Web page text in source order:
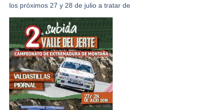
los próximos 27 y 28 de julio a tratar de